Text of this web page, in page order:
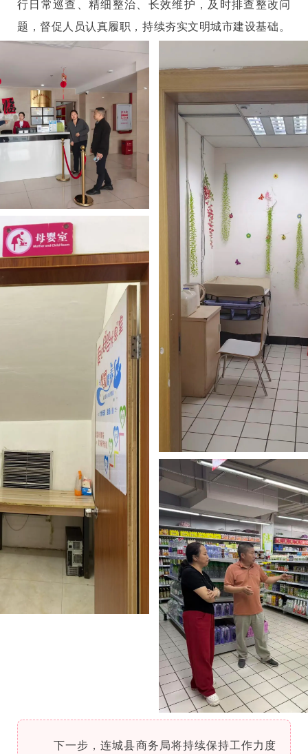
行日常巡查、精细整治、长效维护，及时排查整改问
题，督促人员认真履职，持续夯实文明城市建设基础。
下一步，连城县商务局将持续保持工作力度